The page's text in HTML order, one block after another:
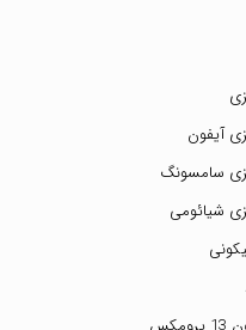
آیفون
سامسونگ
شیائومی